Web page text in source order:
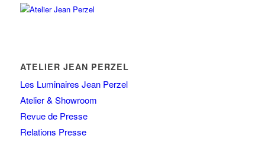
ATELIER JEAN PERZEL
Les Luminaires Jean Perzel
Atelier & Showroom
Revue de Presse
Relations Presse